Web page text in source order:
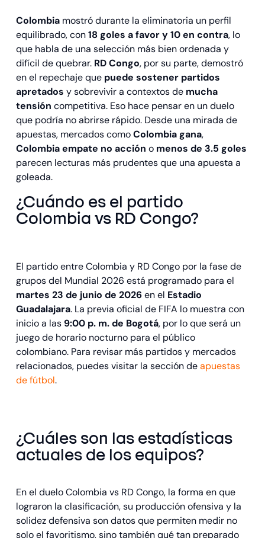
Colombia mostró durante la eliminatoria un perfil
equilibrado, con18 goles a favor y 10 en contra, lo
que habla de una selección más bien ordenada y
difícil de quebrar. RD Congo, por su parte, demostró
en el repechaje que puede sostener partidos
apretados y sobrevivir a contextos de mucha
tensión competitiva. Eso hace pensar en un duelo
que podría no abrirse rápido. Desde una mirada de
apuestas, mercados comoColombia gana,
Colombia empate no acción o menos de 3.5 goles
parecen lecturas más prudentes que una apuesta a
goleada.
¿Cuándo es el partido
Colombia vs RD Congo?
El partido entre Colombia y RD Congo por la fase de
grupos del Mundial 2026 está programado para el
martes 23 de junio de 2026en el Estadio
Guadalajara. La previa oficial de FIFA lo muestra con
inicio a las 9:00 p. m. de Bogotá, por lo que será un
juego de horario nocturno para el público
colombiano. Para revisar más partidos y mercados
relacionados, puedes visitar la sección deapuestas
de fútbol.
¿Cuáles son las estadísticas
actuales de los equipos?
En el duelo Colombia vs RD Congo, la forma en que
lograron la clasificación, su producción ofensiva y la
solidez defensiva son datos que permiten medir no
solo el favoritismo, sino también qué tan preparado